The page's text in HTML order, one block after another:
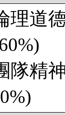
道
精